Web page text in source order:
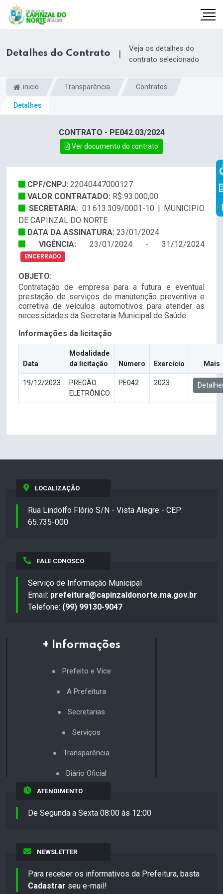
Detalhes do Contrato |
Veja os detalhes do
contrato selecionado
inicio Transparência Contratos
Detalhes
CONTRATO - PE042.03/2024
Ver documento do contrato
CPF/CNPJ: 22040447000127
VALOR CONTRATADO: R$ 93.000,00
SECRETARIA: 01.613.309/0001-10 | MUNICIPIO
DE CAPINZAL DO NORTE
DATA DA ASSINATURA: 23/01/2024
VIGÊNCIA: 23/01/2024 - 31/12/2024
ENCERRADO
OBJETO:
Contratação de empresa para a futura e eventual
prestação de serviços de manutenção preventiva e
corretiva de veículos automotivos para atender as
necessidades da Secretaria Municipal de Saúde.
Informações da licitação
Data
Modalidade
da licitação
Número Exercicio Mais
19/12/2023
PREGÃO
ELETRÔNICO
PE042 2023
LOCALIZAÇÃO
Rua Lindolfo Flório S/N - Vista Alegre - CEP:
65.735-000
FALE CONOSCO
Serviço de Informação Municipal
Email: prefeitura@capinzaldonorte.ma.gov.br
Telefone: (99) 99130-9047
+ Informações
Prefeito e Vice
A Prefeitura
Secretarias
Serviços
Transparência
Diário Oficial
ATENDIMENTO
De Segunda a Sexta 08:00 às 12:00
NEWSLETTER
Para receber os informativos da Prefeitura, basta
Cadastrar seu e-mail!